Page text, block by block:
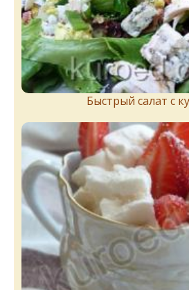
Быстрый салат с